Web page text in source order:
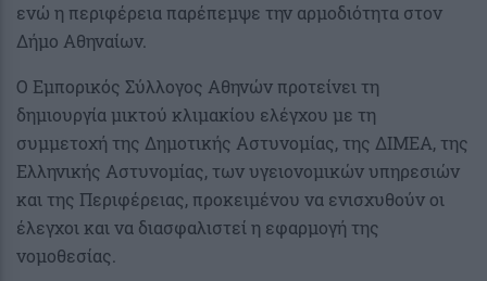
ενώ η περιφέρεια παρέπεμψε την αρμοδιότητα στον
Δήμο Αθηναίων.
Ο Εμπορικός Σύλλογος Αθηνών προτείνει τη
δημιουργία μικτού κλιμακίου ελέγχου με τη
συμμετοχή της Δημοτικής Αστυνομίας, της ΔΙΜΕΑ, της
Ελληνικής Αστυνομίας, των υγειονομικών υπηρεσιών
και της Περιφέρειας, προκειμένου να ενισχυθούν οι
έλεγχοι και να διασφαλιστεί η εφαρμογή της
νομοθεσίας.